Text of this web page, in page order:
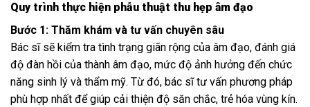
Quy trình thực hiện phẫu thuật thu hẹp âm đạo
Bước 1: Thăm khám và tư vấn chuyên sâu
Bác sĩ sẽ kiểm tra tình trạng giãn rộng của âm đạo, đánh giá
độ đàn hồi của thành âm đạo, mức độ ảnh hưởng đến chức
năng sinh lý và thẩm mỹ. Từ đó, bác sĩ tư vấn phương pháp
phù hợp nhất để giúp cải thiện độ săn chắc, trẻ hóa vùng kín.